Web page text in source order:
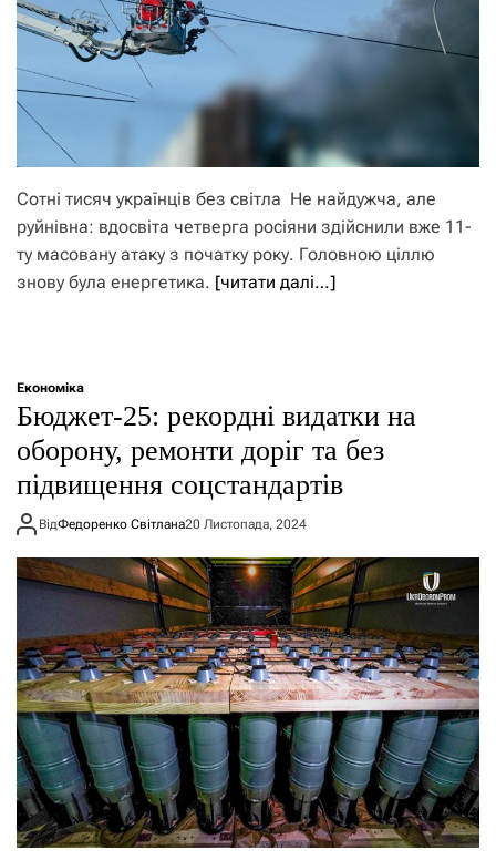
Сотні тисяч українців без світла Не найдужча, але
руйнівна: вдосвіта четверга росіяни здійснили вже 11-
ту масовану атаку з початку року. Головною ціллю
знову була енергетика. [читати далі…]
Економіка
Бюджет-25: рекордні видатки на
оборону, ремонти доріг та без
підвищення соцстандартів
ВідФедоренко Світлана20 Листопада, 2024